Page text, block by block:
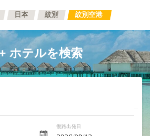
日本 紋別 紋別空港
ホテルを検索
復路出発日